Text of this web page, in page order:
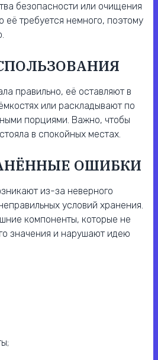
безопасности или очищения
её требуется немного, поэтому
правильно, её оставляют в
или раскладывают по
порциями. Важно, чтобы
в спокойных местах.
ОШИБКИ
из-за неверного
условий хранения.
компоненты, которые не
значения и нарушают идею